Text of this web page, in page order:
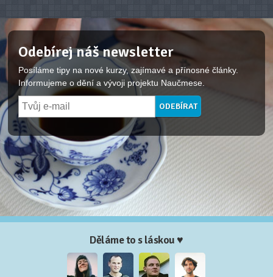
Odebírej náš newsletter
Posíláme tipy na nové kurzy, zajímavé a přínosné články.
Informujeme o dění a vývoji projektu Naučmese.
Děláme to s láskou ♥